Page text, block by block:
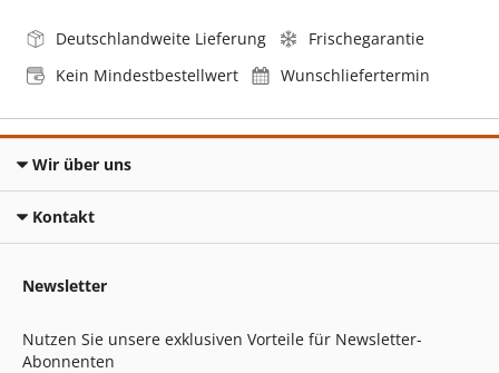
Deutschlandweite Lieferung
Frischegarantie
Kein Mindestbestellwert
Wunschliefertermin
Wir über uns
Kontakt
Newsletter
Nutzen Sie unsere exklusiven Vorteile für Newsletter-
Abonnenten